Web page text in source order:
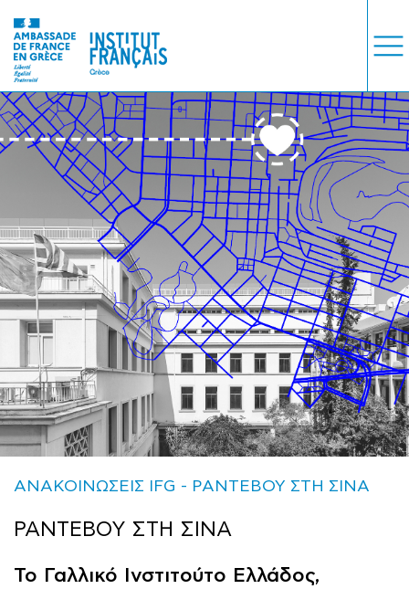
ΜΑΘΗΜΑΤΑ
ΕΞΕΤΑΣΕΙΣ
ΣΥΝΕΡΓΕΙΕΣ
ΒΙΒΛΙΟΘΗΚΗ
ΑΝΑΚΟΙΝΩΣΕΙΣ IFG ΡΑΝΤΕΒΟΥ ΣΤΗ ΣΙΝΑ
ΡΑΝΤΕΒΟΥ ΣΤΗ ΣΙΝΑ
Το Γαλλικό Ινστιτούτο Ελλάδος,